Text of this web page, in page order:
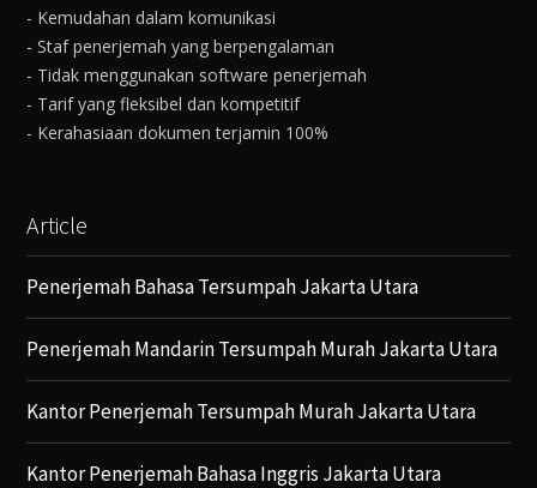
- Kemudahan dalam komunikasi
- Staf penerjemah yang berpengalaman
- Tidak menggunakan software penerjemah
- Tarif yang fleksibel dan kompetitif
- Kerahasiaan dokumen terjamin 100%
Article
Penerjemah Bahasa Tersumpah Jakarta Utara
Penerjemah Mandarin Tersumpah Murah Jakarta Utara
Kantor Penerjemah Tersumpah Murah Jakarta Utara
Kantor Penerjemah Bahasa Inggris Jakarta Utara